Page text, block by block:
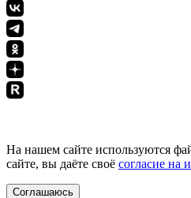
На нашем сайте используются
сайте, вы даёте своё согласие на
Соглашаюсь